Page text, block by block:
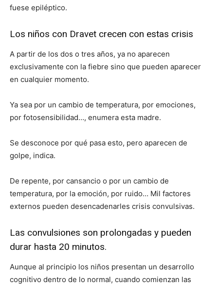
fuese epiléptico.
Los niños con Dravet crecen con estas crisis
A partir de los dos o tres años, ya no aparecen
exclusivamente con la fiebre sino que pueden aparecer
en cualquier momento.
Ya sea por un cambio de temperatura, por emociones,
por fotosensibilidad…, enumera esta madre.
Se desconoce por qué pasa esto, pero aparecen de
golpe, indica.
De repente, por cansancio o por un cambio de
temperatura, por la emoción, por ruido… Mil factores
externos pueden desencadenarles crisis convulsivas.
Las convulsiones son prolongadas y pueden
durar hasta 20 minutos.
Aunque al principio los niños presentan un desarrollo
cognitivo dentro de lo normal, cuando comienzan las